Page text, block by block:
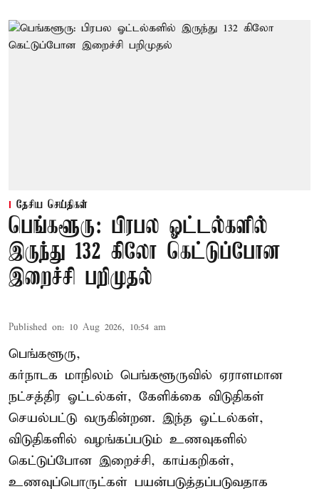
தேசிய செய்திகள்
பெங்களூரு: பிரபல ஓட்டல்களில்
இருந்து 132 கிலோ கெட்டுப்போன
இறைச்சி பறிமுதல்
Published on: 10 Aug 2026, 10:54 am
பெங்களூரு,
கர்நாடக மாநிலம் பெங்களூருவில் ஏராளமான
நட்சத்திர ஓட்டல்கள், கேளிக்கை விடுதிகள்
செயல்பட்டு வருகின்றன. இந்த ஓட்டல்கள்,
விடுதிகளில் வழங்கப்படும் உணவுகளில்
கெட்டுப்போன இறைச்சி, காய்கறிகள்,
உணவுப்பொருட்கள் பயன்படுத்தப்படுவதாக